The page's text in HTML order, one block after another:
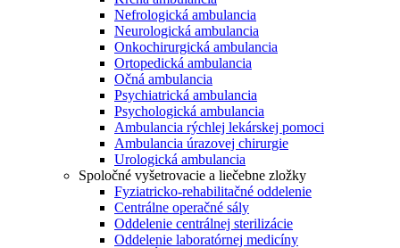
Nefrologická ambulancia
Neurologická ambulancia
Onkochirurgická ambulancia
Ortopedická ambulancia
Očná ambulancia
Psychiatrická ambulancia
Psychologická ambulancia
Ambulancia rýchlej lekárskej pomoci
Ambulancia úrazovej chirurgie
Urologická ambulancia
Spoločné vyšetrovacie a liečebne zložky
Fyziatricko-rehabilitačné oddelenie
Centrálne operačné sály
Oddelenie centrálnej sterilizácie
Oddelenie laboratórnej medicíny